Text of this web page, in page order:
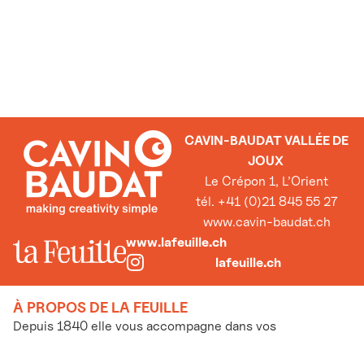
CAVIN-BAUDAT VALLÉE DE
JOUX
Le Crépon 1, L’Orient
tél. +41 (0)21 845 55 27
www.cavin-baudat.ch
www.lafeuille.ch
lafeuille.ch
À PROPOS DE LA FEUILLE
Depuis 1840 elle vous accompagne dans vos